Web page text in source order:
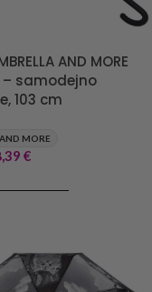
AND MORE
– samodejno
103 cm
MORE
€